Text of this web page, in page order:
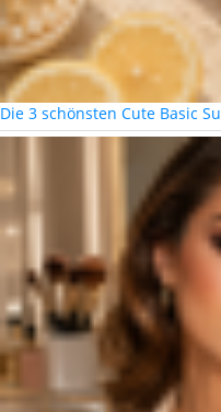
Die 3 schönsten Cute Basic